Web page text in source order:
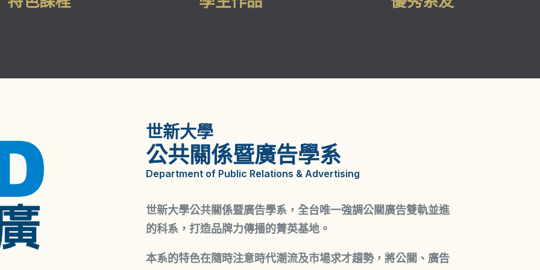
世新大學
公共關係暨廣告學系
Department of Public Relations & Advertising
世新大學公共關係暨廣告學系，全台唯一強調公關廣告雙軌並進
的科系，打造品牌力傳播的菁英基地。
本系的特色在隨時注意時代潮流及市場求才趨勢，將公關、廣告